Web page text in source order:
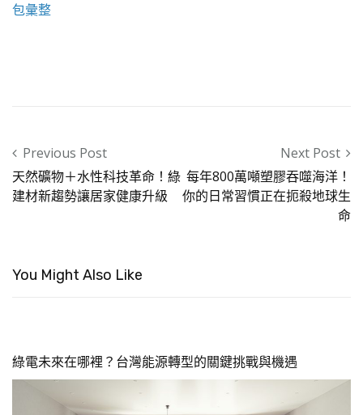
包彙整
Post navigation
Previous Post
天然礦物＋水性科技革命！綠
建材新趨勢讓居家健康升級
Next Post
每年800萬噸塑膠吞噬海洋！
你的日常習慣正在扼殺地球生
命
You Might Also Like
綠電未來在哪裡？台灣能源轉型的關鍵挑戰與機遇